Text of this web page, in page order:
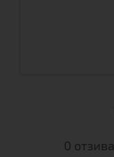
0 отзива